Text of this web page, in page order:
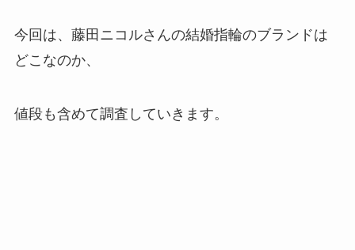
今回は、藤田ニコルさんの結婚指輪のブランドは
どこなのか、
値段も含めて調査していきます。